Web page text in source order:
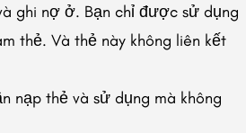
ghi nợ ở. Bạn chỉ được sử dụng
thẻ. Và thẻ này không liên kết
nạp thẻ và sử dụng mà không